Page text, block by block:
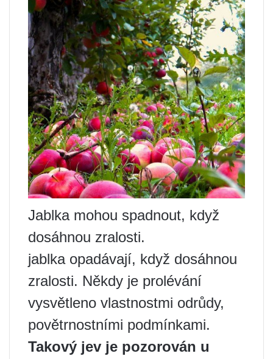
Jablka mohou spadnout, když
dosáhnou zralosti.
jablka opadávají, když dosáhnou
zralosti. Někdy je prolévání
vysvětleno vlastnostmi odrůdy,
povětrnostními podmínkami.
Takový jev je pozorován u